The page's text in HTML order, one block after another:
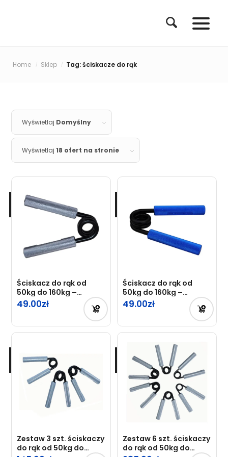
Home / Sklep / Tag: ściskacze do rąk
Wyświetlaj Domyślny
Wyświetlaj18 ofert na stronie
Ściskacz do rąk od
50kg do 160kg –
TRENING DŁONI
49.00
Ściskacz do rąk od
50kg do 160kg –
TRENING DŁONI BLUE
49.00
Zestaw 3 szt. ściskaczy
do rąk od 50kg do
Zestaw 6 szt. ściskaczy
do rąk od 50kg do